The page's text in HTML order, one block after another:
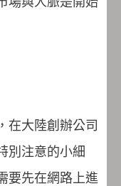
在大陸創辦公司
別注意的小細
要先在網路上進